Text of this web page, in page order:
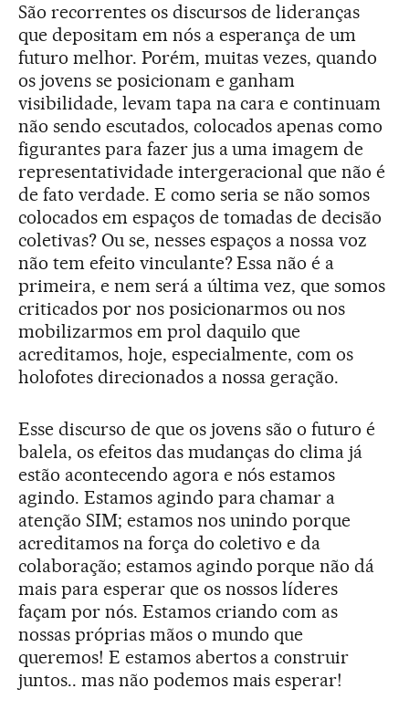
São recorrentes os discursos de lideranças
que depositam em nós a esperança de um
futuro melhor. Porém, muitas vezes, quando
os jovens se posicionam e ganham
visibilidade, levam tapa na cara e continuam
não sendo escutados, colocados apenas como
figurantes para fazer jus a uma imagem de
representatividade intergeracional que não é
de fato verdade. E como seria se não somos
colocados em espaços de tomadas de decisão
coletivas? Ou se, nesses espaços a nossa voz
não tem efeito vinculante? Essa não é a
primeira, e nem será a última vez, que somos
criticados por nos posicionarmos ou nos
mobilizarmos em prol daquilo que
acreditamos, hoje, especialmente, com os
holofotes direcionados a nossa geração.
Esse discurso de que os jovens são o futuro é
balela, os efeitos das mudanças do clima já
estão acontecendo agora e nós estamos
agindo. Estamos agindo para chamar a
atenção SIM; estamos nos unindo porque
acreditamos na força do coletivo e da
colaboração; estamos agindo porque não dá
mais para esperar que os nossos líderes
façam por nós. Estamos criando com as
nossas próprias mãos o mundo que
queremos! E estamos abertos a construir
juntos.. mas não podemos mais esperar!